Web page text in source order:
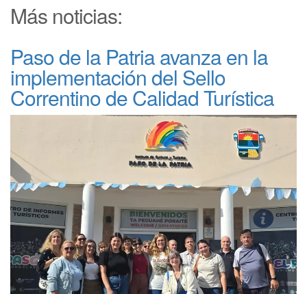
Más noticias:
Paso de la Patria avanza en la
implementación del Sello
Correntino de Calidad Turística